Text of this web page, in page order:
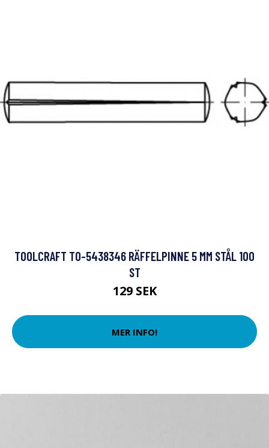
TOOLCRAFT TO-5438346 RÄFFELPINNE 5 MM STÅL 100
ST
129 SEK
MER INFO!